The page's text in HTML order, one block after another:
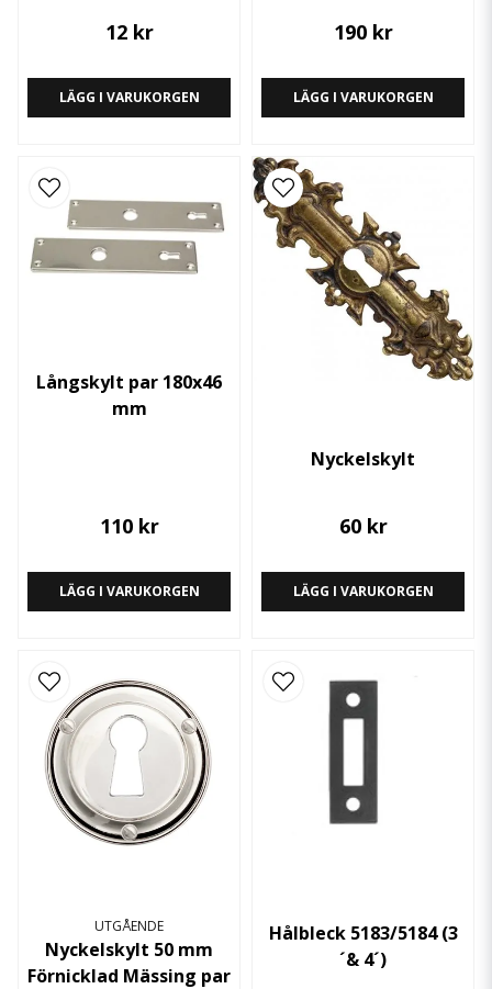
12 kr
LÄGG I VARUKORGEN
190 kr
LÄGG I VARUKORGEN
Långskylt par 180x46
mm
110 kr
LÄGG I VARUKORGEN
Nyckelskylt
60 kr
LÄGG I VARUKORGEN
UTGÅENDE
Nyckelskylt 50 mm
Förnicklad Mässing par
Hålbleck 5183/5184 (3
´& 4´)